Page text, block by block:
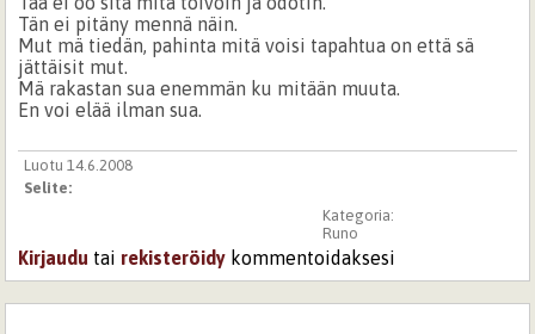
Tän ei pitäny mennä näin.
Mut mä tiedän, pahinta mitä voisi tapahtua on että sä
jättäisit mut.
Mä rakastan sua enemmän ku mitään muuta.
En voi elää ilman sua.
Luotu 14.6.2008
Selite:
Kategoria:
Runo
Kirjaudu tai rekisteröidy kommentoidaksesi